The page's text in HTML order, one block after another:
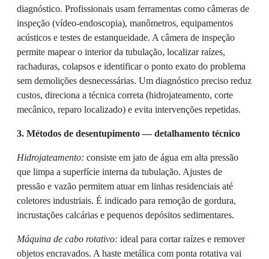
diagnóstico. Profissionais usam ferramentas como câmeras de
inspeção (vídeo-endoscopia), manômetros, equipamentos
acústicos e testes de estanqueidade. A câmera de inspeção
permite mapear o interior da tubulação, localizar raízes,
rachaduras, colapsos e identificar o ponto exato do problema
sem demolições desnecessárias. Um diagnóstico preciso reduz
custos, direciona a técnica correta (hidrojateamento, corte
mecânico, reparo localizado) e evita intervenções repetidas.
3. Métodos de desentupimento — detalhamento técnico
Hidrojateamento: consiste em jato de água em alta pressão
que limpa a superfície interna da tubulação. Ajustes de
pressão e vazão permitem atuar em linhas residenciais até
coletores industriais. É indicado para remoção de gordura,
incrustações calcárias e pequenos depósitos sedimentares.
Máquina de cabo rotativo: ideal para cortar raízes e remover
objetos encravados. A haste metálica com ponta rotativa vai